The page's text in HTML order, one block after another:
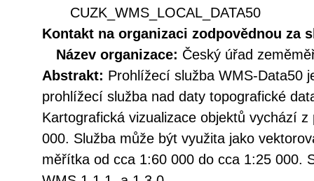
CUZK_WMS_LOCAL_DATA50
Kontakt na organizaci zodpovědnou za
Název organizace: Český úřad
Abstrakt: Prohlížecí služba WMS-Data50
prohlížecí služba nad daty topografické
Kartografická vizualizace objektů vychází
000. Služba může být využita jako
měřítka od cca 1:60 000 do cca 1:25 000.